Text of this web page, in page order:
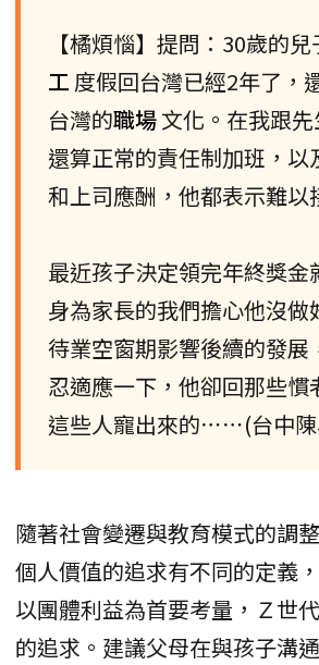
【橘煩惱】提問：30歲的
工 度假回台灣已經2年了，
台灣的職場文化。在我跟
還算正常的責任制加班，以
和上司應酬，他都表示難以
最近孩子決定領完年終獎金
身為家長的我們擔心他沒做
待業空窗期影響後續的發展
忍適應一下，他卻回那些慣
這些人寵出來的⋯⋯(台中陳
隨著社會變遷與教育模式的調
個人價值的追求有不同的定義
以團體利益為首要考量，Ｚ世
的追求。建議父母在與孩子溝